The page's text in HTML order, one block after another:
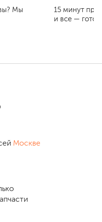
Мы
15 минут
и все —
Москве